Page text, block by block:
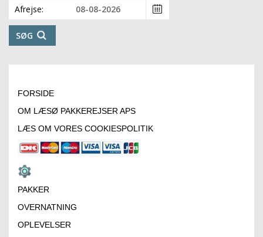
Afrejse:
SØG
FORSIDE
OM LÆSØ PAKKEREJSER APS
LÆS OM VORES COOKIESPOLITIK
PAKKER
OVERNATNING
OPLEVELSER